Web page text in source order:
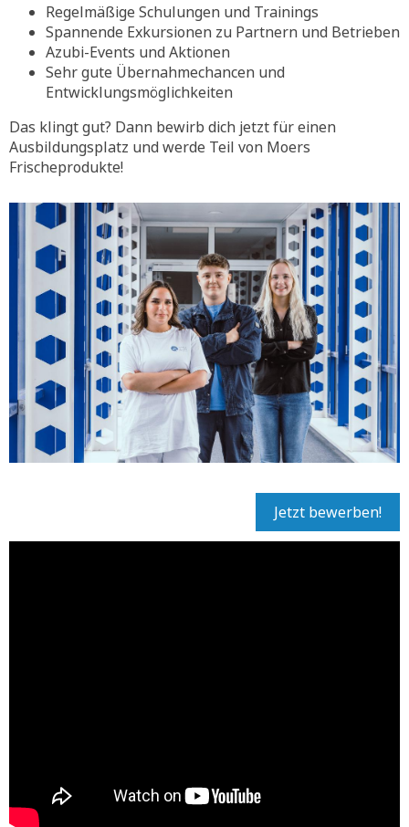
Regelmäßige Schulungen und Trainings
Spannende Exkursionen zu Partnern und Betrieben
Azubi-Events und Aktionen
Sehr gute Übernahmechancen und
Entwicklungsmöglichkeiten
Das klingt gut? Dann bewirb dich jetzt für einen
Ausbildungsplatz und werde Teil von Moers
Frischeprodukte!
Jetzt bewerben!